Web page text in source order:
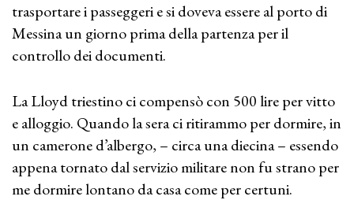
trasportare i passeggeri e si doveva essere al porto di
Messina un giorno prima della partenza per il
controllo dei documenti.
La Lloyd triestino ci compensò con 500 lire per vitto
e alloggio. Quando la sera ci ritirammo per dormire, in
un camerone d’albergo, – circa una diecina – essendo
appena tornato dal servizio militare non fu strano per
me dormire lontano da casa come per certuni.